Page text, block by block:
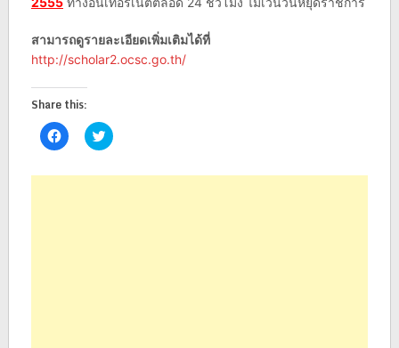
สามารถดูรายละเอียดเพิ่มเติมได้ที่
http://scholar2.ocsc.go.th/
Share this:
Click
to
Facebook
Click
to
Twitter